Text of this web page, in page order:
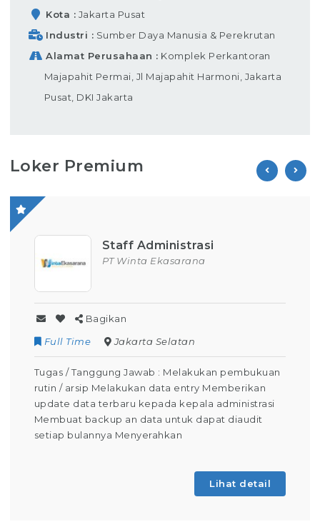
Kota
Jakarta Pusat
Industri
Sumber Daya Manusia & Perekrutan
Alamat Perusahaan
Komplek Perkantoran
Majapahit Permai, Jl Majapahit Harmoni, Jakarta
Pusat, DKI Jakarta
Loker Premium
Staff Administrasi
PT Winta Ekasarana
Bagikan
Full Time
Jakarta Selatan
Tugas / Tanggung Jawab : Melakukan pembukuan
rutin / arsip Melakukan data entry Memberikan
update data terbaru kepada kepala administrasi
Membuat backup an data untuk dapat diaudit
setiap bulannya Menyerahkan
Lihat detail